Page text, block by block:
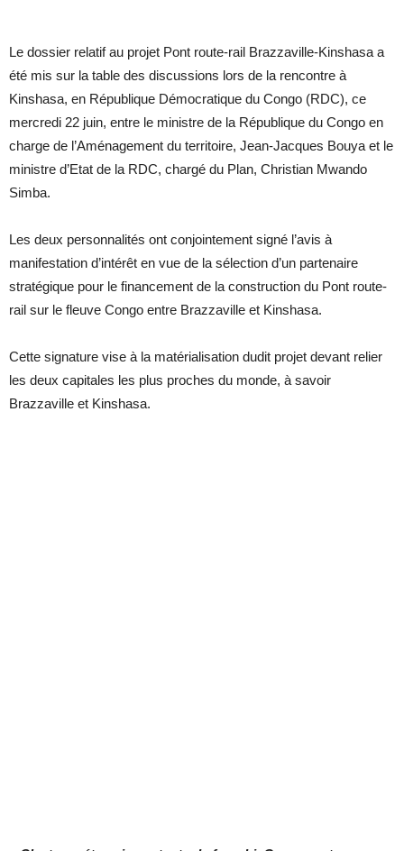
Le dossier relatif au projet Pont route-rail Brazzaville-Kinshasa a
été mis sur la table des discussions lors de la rencontre à
Kinshasa, en République Démocratique du Congo (RDC), ce
mercredi 22 juin, entre le ministre de la République du Congo en
charge de l’Aménagement du territoire, Jean-Jacques Bouya et le
ministre d’Etat de la RDC, chargé du Plan, Christian Mwando
Simba.
Les deux personnalités ont conjointement signé l’avis à
manifestation d’intérêt en vue de la sélection d’un partenaire
stratégique pour le financement de la construction du Pont route-
rail sur le fleuve Congo entre Brazzaville et Kinshasa.
Cette signature vise à la matérialisation dudit projet devant relier
les deux capitales les plus proches du monde, à savoir
Brazzaville et Kinshasa.